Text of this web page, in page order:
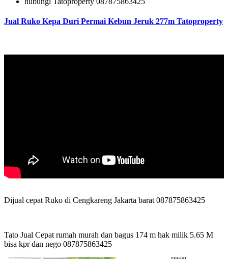
Jual Ruko Kepa Duri Permai Kebun Jeruk 277m Tatoproperty
Dijual cepat Ruko di Cengkareng Jakarta barat 087875863425
Tato Jual Cepat rumah murah dan bagus 174 m hak milik 5.65 M
bisa kpr dan nego 087875863425